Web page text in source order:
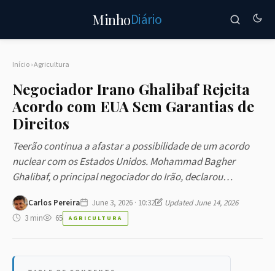
MinhoDiário
Início›Agricultura
Negociador Irano Ghalibaf Rejeita
Acordo com EUA Sem Garantias de
Direitos
Teerão continua a afastar a possibilidade de um acordo
nuclear com os Estados Unidos. Mohammad Bagher
Ghalibaf, o principal negociador do Irão, declarou…
Carlos Pereira June 3, 2026 · 10:32
Updated June 14, 2026
3 min
65 AGRICULTURA